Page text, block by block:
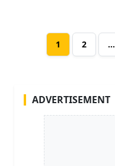
1 2 …
ADVERTISEMENT